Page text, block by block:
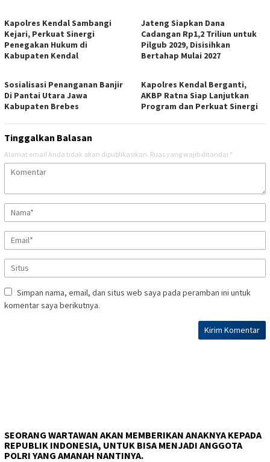
Kapolres Kendal Sambangi
Kejari, Perkuat Sinergi
Penegakan Hukum di
Kabupaten Kendal
Jateng Siapkan Dana
Cadangan Rp1,2 Triliun untuk
Pilgub 2029, Disisihkan
Bertahap Mulai 2027
Sosialisasi Penanganan Banjir
Di Pantai Utara Jawa
Kabupaten Brebes
Kapolres Kendal Berganti,
AKBP Ratna Siap Lanjutkan
Program dan Perkuat Sinergi
Tinggalkan Balasan
Alamat email Anda tidak akan dipublikasikan. Ruas yang wajib ditandai *
Simpan nama, email, dan situs web saya pada peramban ini untuk
komentar saya berikutnya.
SEORANG WARTAWAN AKAN MEMBERIKAN ANAKNYA KEPADA
REPUBLIK INDONESIA, UNTUK BISA MENJADI ANGGOTA
POLRI YANG AMANAH NANTINYA.